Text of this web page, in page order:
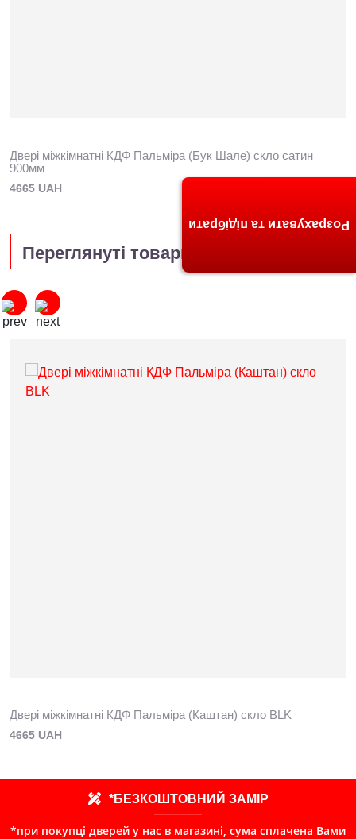
Двері міжкімнатні КДФ Пальміра (Бук Шале) скло сатин
900мм
4665 UAH
Переглянуті товари
Двері міжкімнатні КДФ Пальміра (Каштан) скло BLK
4665 UAH
*БЕЗКОШТОВНИЙ ЗАМІР
*при покупці дверей у нас в магазині, сума сплачена Вами
Розрахувати та підібрати